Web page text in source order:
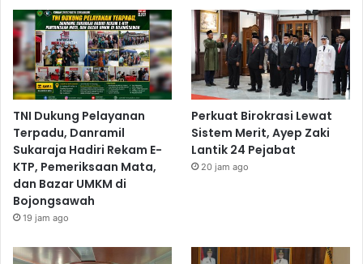
TNI Dukung Pelayanan
Terpadu, Danramil
Sukaraja Hadiri Rekam E-
KTP, Pemeriksaan Mata,
dan Bazar UMKM di
Bojongsawah
19 jam ago
Perkuat Birokrasi Lewat
Sistem Merit, Ayep Zaki
Lantik 24 Pejabat
20 jam ago